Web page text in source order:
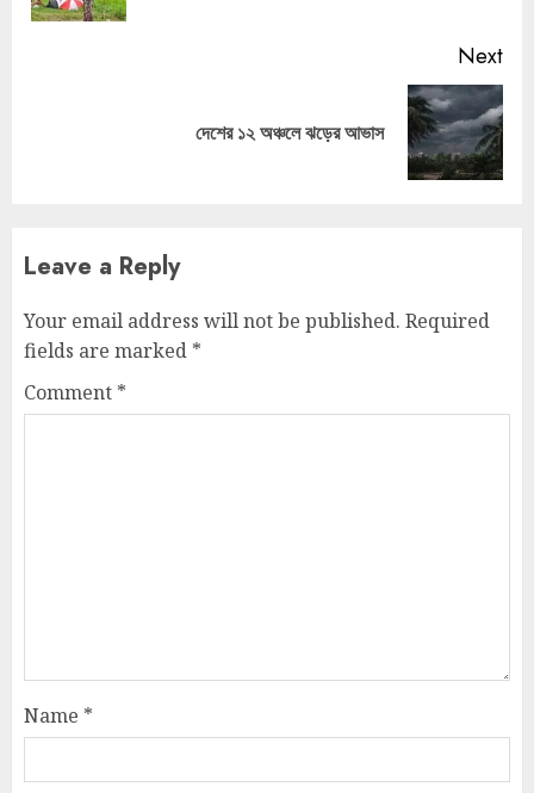
Next
দেশের ১২ অঞ্চলে ঝড়ের আভাস
Leave a Reply
Your email address will not be published. Required
fields are marked *
Comment *
Name *